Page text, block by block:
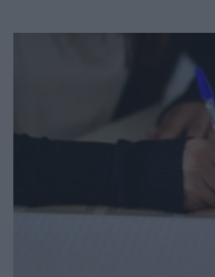
Ελλάδας. «Νομίζω ότι απλές
πρέπει να μάθουμε να τις […]